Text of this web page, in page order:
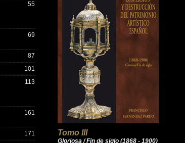
Tomo III
Gloriosa / Fin de siglo (1868 - 1900)
55
69
87
101
113
161
171